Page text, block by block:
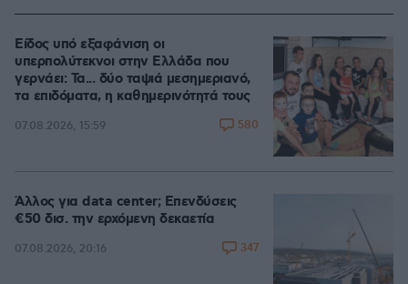
Είδος υπό εξαφάνιση οι
υπερπολύτεκνοι στην Ελλάδα που
γερνάει: Τα... δύο ταψιά μεσημεριανό,
τα επιδόματα, η καθημερινότητά τους
07.08.2026, 15:59 580
Άλλος για data center; Επενδύσεις
€50 δισ. την ερχόμενη δεκαετία
07.08.2026, 20:16 347